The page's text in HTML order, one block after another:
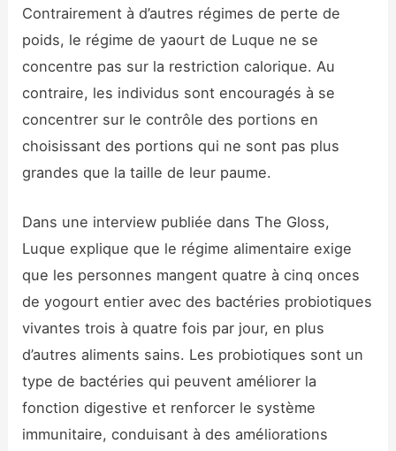
Contrairement à d’autres régimes de perte de
poids, le régime de yaourt de Luque ne se
concentre pas sur la restriction calorique. Au
contraire, les individus sont encouragés à se
concentrer sur le contrôle des portions en
choisissant des portions qui ne sont pas plus
grandes que la taille de leur paume.
Dans une interview publiée dans The Gloss,
Luque explique que le régime alimentaire exige
que les personnes mangent quatre à cinq onces
de yogourt entier avec des bactéries probiotiques
vivantes trois à quatre fois par jour, en plus
d’autres aliments sains. Les probiotiques sont un
type de bactéries qui peuvent améliorer la
fonction digestive et renforcer le système
immunitaire, conduisant à des améliorations